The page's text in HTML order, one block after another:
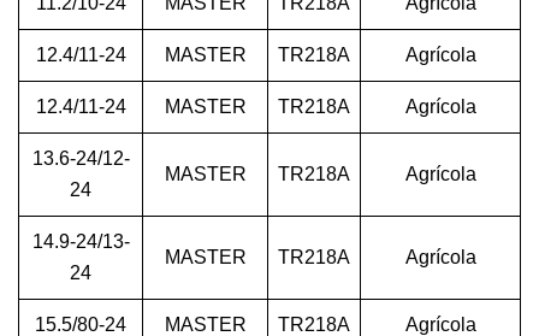
12.4/11-24 MASTER TR218A Agrícola
12.4/11-24 MASTER TR218A Agrícola
13.6-24/12-
24
MASTER TR218A Agrícola
14.9-24/13-
24
MASTER TR218A Agrícola
15.5/80-24 MASTER TR218A Agrícola